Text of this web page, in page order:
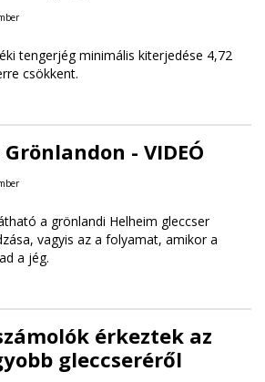
tengerjég minimális kiterjedése 4,72
csökkent.
- VIDEÓ
a grönlandi Helheim gleccser
vagyis az a folyamat, amikor a
a jég.
érkeztek az
gleccseréről